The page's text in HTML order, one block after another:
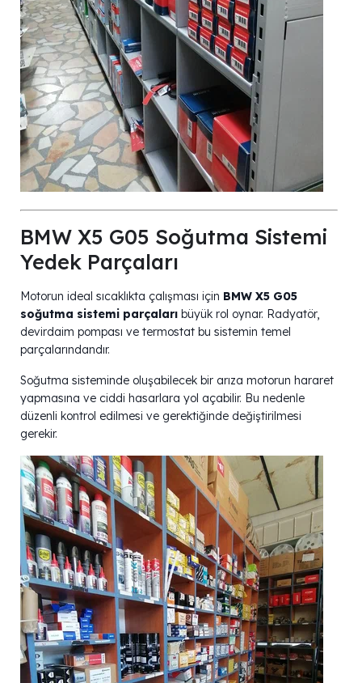
BMW X5 G05 Soğutma Sistemi
Yedek Parçaları
Motorun ideal sıcaklıkta çalışması için BMW X5 G05
soğutma sistemi parçaları büyük rol oynar. Radyatör,
devirdaim pompası ve termostat bu sistemin temel
parçalarındandır.
Soğutma sisteminde oluşabilecek bir arıza motorun hararet
yapmasına ve ciddi hasarlara yol açabilir. Bu nedenle
düzenli kontrol edilmesi ve gerektiğinde değiştirilmesi
gerekir.